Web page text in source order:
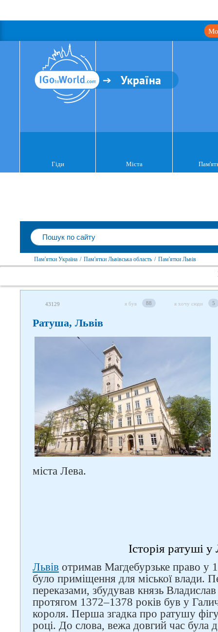
Україна
Гіди Міста
Пам'ятки Україна / Пам'ятки Львівська область / Пам'ятки Львів
43129 я був 88 я хочу сюди 5
Ратуша, Львів
міста Лева.
Історія ратуші у
Львів отримав Магдебурзьке право у
було приміщення для міської влади.
переказами, збудував князь
протягом 1372–1378 років був у
короля. Перша згадка про ратушу
році. До слова, вежа довгий час була